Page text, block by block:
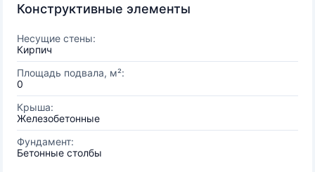
Конструктивные элементы
Несущие стены:
Кирпич
Площадь подвала, м²:
0
Крыша:
Железобетонные
Фундамент:
Бетонные столбы